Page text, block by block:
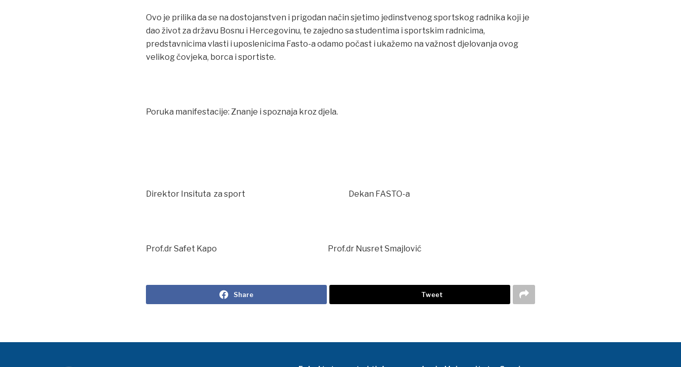
Ovo je prilika da se na dostojanstven i prigodan način sjetimo jedinstvenog sportskog radnika koji je
dao život za državu Bosnu i Hercegovinu, te zajedno sa studentima i sportskim radnicima,
predstavnicima vlasti i uposlenicima Fasto-a odamo počast i ukažemo na važnost djelovanja ovog
velikog čovjeka, borca i sportiste.
Poruka manifestacije: Znanje i spoznaja kroz djela.
Direktor Insituta za sport Dekan FASTO-a
Prof.dr Safet Kapo Prof.dr Nusret Smajlović
Share Tweet